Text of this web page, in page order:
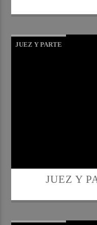
JUEZ Y PARTE
JUEZ Y